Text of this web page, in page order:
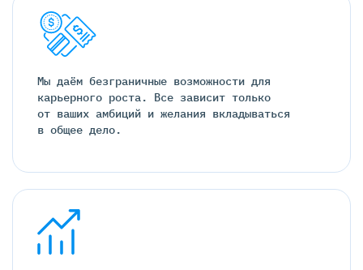
Мы даём безграничные возможности для
карьерного роста. Все зависит только
от ваших амбиций и желания вкладываться
в общее дело.